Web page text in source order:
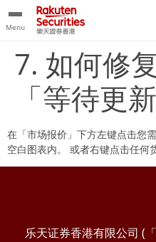
Menu
7. 如何修
「等待更
在「市场报价」下方左键点击您
空白图表内。 或者右键点击任何
乐天证券香港有限公司 (